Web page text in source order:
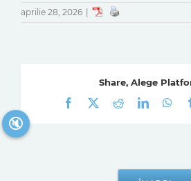
aprilie 28, 2026
Share, Alege
Facebook
RedditLinkedIn
🔇